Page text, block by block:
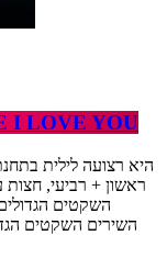
I LOVE YOU